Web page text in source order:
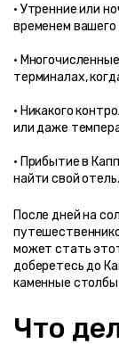
• Утренние или
•
• Никакого
• Прибытие в
найти свой отель.
После дней на
может стать
доберетесь до
каменные столбы
Что